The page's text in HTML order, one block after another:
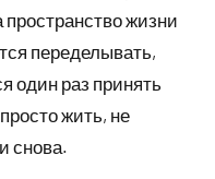
пространство жизни
переделывать,
один раз принять
жить, не
снова.